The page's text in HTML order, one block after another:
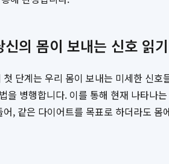
의 몸이 보내는 신호 읽기
단계는 우리 몸이 보내는 미세한 신
을 병행합니다. 이를 통해 현재 나타나
, 같은 다이어트를 목표로 하더라도